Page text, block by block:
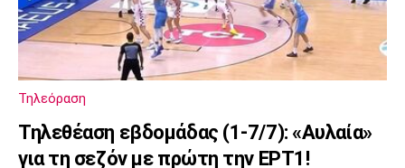
Τηλεόραση
Τηλεθέαση εβδομάδας (1-7/7): «Αυλαία»
για τη σεζόν με πρώτη την ΕΡΤ1!